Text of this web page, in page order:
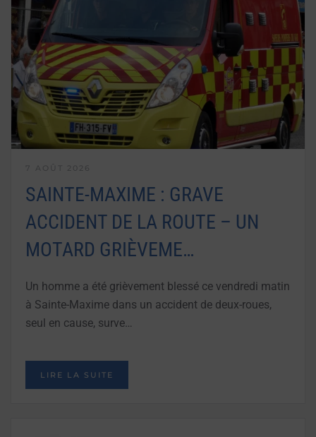
SAINTE-MAXIME : GRAVE
ACCIDENT DE LA ROUTE – UN
MOTARD GRIÈVEME…
Un homme a été grièvement blessé ce vendredi matin
à Sainte-Maxime dans un accident de deux-roues,
seul en cause, surve…
LIRE LA SUITE